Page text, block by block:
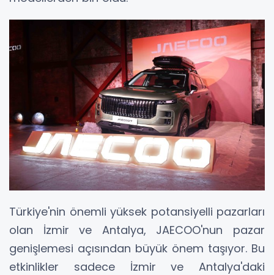
Türkiye'nin önemli yüksek potansiyelli pazarları
olan İzmir ve Antalya, JAECOO'nun pazar
genişlemesi açısından büyük önem taşıyor. Bu
etkinlikler sadece İzmir ve Antalya'daki